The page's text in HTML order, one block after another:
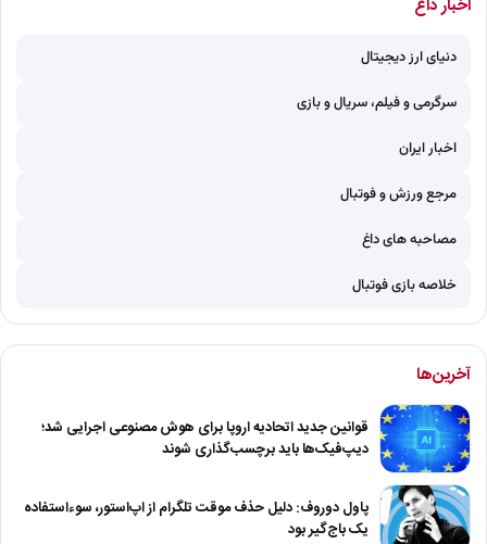
اخبار داغ
دنیای ارز دیجیتال
سرگرمی و فیلم، سریال و بازی
اخبار ایران
مرجع ورزش و فوتبال
مصاحبه های داغ
خلاصه بازی فوتبال
آخرین‌ها
قوانین جدید اتحادیه اروپا برای هوش مصنوعی اجرایی شد؛
دیپ‌فیک‌ها باید برچسب‌گذاری شوند
پاول دوروف: دلیل حذف موقت تلگرام از اپ‌استور، سوءاستفاده
یک باج‌گیر بود